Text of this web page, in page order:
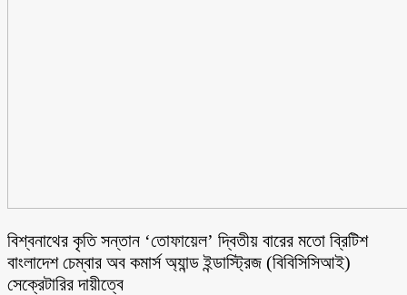
বিশ্বনাথের কৃতি সন্তান ‘তোফায়েল’ দ্বিতীয় বারের মতো ব্রিটিশ
বাংলাদেশ চেম্বার অব কমার্স অ্যান্ড ইন্ডাস্ট্রিজ (বিবিসিসিআই)
সেক্রেটারির দায়ীত্বে